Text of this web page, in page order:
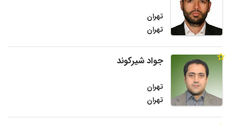
تهران
تهران
جواد شیرکوند
تهران
تهران